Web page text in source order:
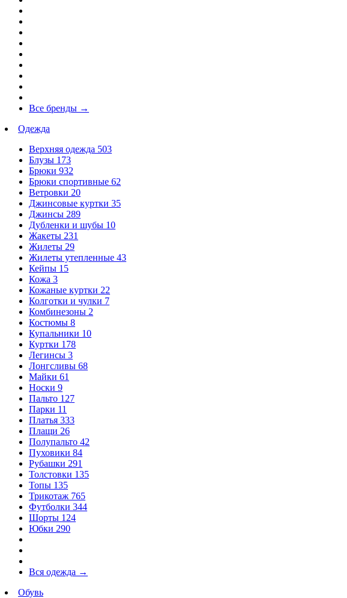
Все бренды →
Одежда
Верхняя одежда 503
Блузы 173
Брюки 932
Брюки спортивные 62
Ветровки 20
Джинсовые куртки 35
Джинсы 289
Дубленки и шубы 10
Жакеты 231
Жилеты 29
Жилеты утепленные 43
Кейпы 15
Кожа 3
Кожаные куртки 22
Колготки и чулки 7
Комбинезоны 2
Костюмы 8
Купальники 10
Куртки 178
Легинсы 3
Лонгсливы 68
Майки 61
Носки 9
Пальто 127
Парки 11
Платья 333
Плащи 26
Полупальто 42
Пуховики 84
Рубашки 291
Толстовки 135
Топы 135
Трикотаж 765
Футболки 344
Шорты 124
Юбки 290
Вся одежда →
Обувь